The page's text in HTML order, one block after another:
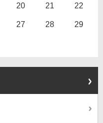
20 21 22
27 28 29